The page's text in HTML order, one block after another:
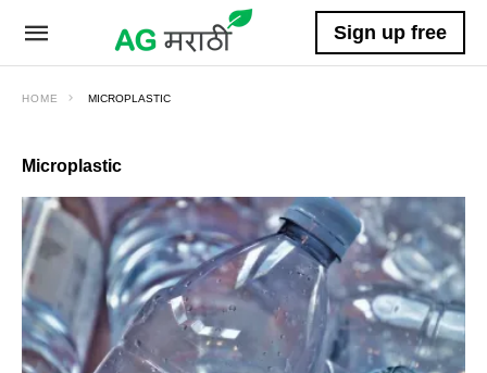
Sign up free
HOME MICROPLASTIC
Microplastic